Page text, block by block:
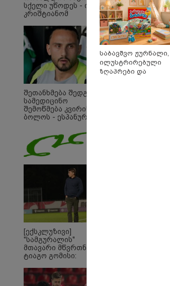
Faceამბები
სქელი უწოდეს - ის
კრიშტიანომ
მორგანიც
გამოექომაგა
შეთანხმება შედგა,
სამედიცინო
შემოწმება კვირის
ბოლოს - ესპანურმა
ქოჩორაშვილის
ახალი გუნდი
დაასახელა
[ექსკლუზივი]
"სამგურალის"
მთავარი მწვრთნელი
ტიაგო გომისი:
ტალანტების
ქვეყანაა"!
საბავშვო ჟურნალი,
ილუსტრირებული
ზღაპრები და